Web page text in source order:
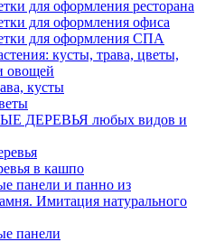
для оформления ресторана
для оформления офиса
для оформления СПА
кусты, трава, цветы,
овощей
кусты
ДЕРЕВЬЯ любых видов и
в кашпо
панели и панно из
Имитация натурального
панели